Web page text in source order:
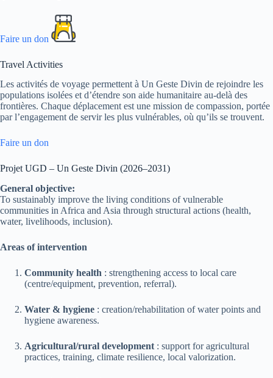
Faire un don
Travel Activities
Les activités de voyage permettent à Un Geste Divin de rejoindre les
populations isolées et d’étendre son aide humanitaire au-delà des
frontières. Chaque déplacement est une mission de compassion, portée
par l’engagement de servir les plus vulnérables, où qu’ils se trouvent.
Faire un don
Projet UGD – Un Geste Divin (2026–2031)
General objective:
To sustainably improve the living conditions of vulnerable
communities in Africa and Asia through structural actions (health,
water, livelihoods, inclusion).
Areas of intervention
Community health : strengthening access to local care
(centre/equipment, prevention, referral).
Water & hygiene : creation/rehabilitation of water points and
hygiene awareness.
Agricultural/rural development : support for agricultural
practices, training, climate resilience, local valorization.